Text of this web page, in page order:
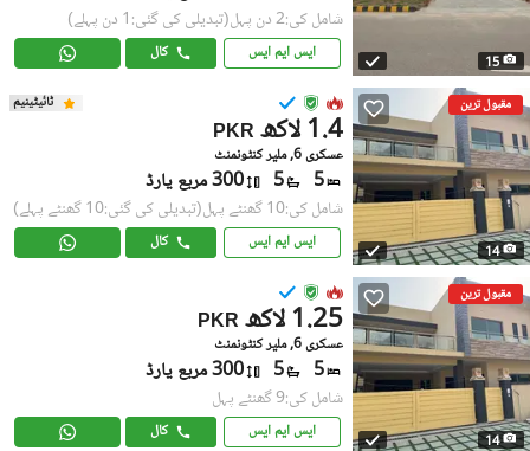
15
شامل کی:2 دن پہل (تبدیلی کی گئی:1 دن پہلے)
ایس ایم ایس کال
مقبول ترین
14
ٹائیٹینیم
PKR 1.4 لاکھ
عسکری 6, ملیر کنٹونمنٹ
5
5 300 مربع یارڈ
شامل کی:10 گھنٹے پہل (تبدیلی کی گئی:10 گھنٹے پہلے)
ایس ایم ایس کال
مقبول ترین
14
PKR 1.25 لاکھ
عسکری 6, ملیر کنٹونمنٹ
5
5 300 مربع یارڈ
شامل کی:9 گھنٹے پہل
ایس ایم ایس کال